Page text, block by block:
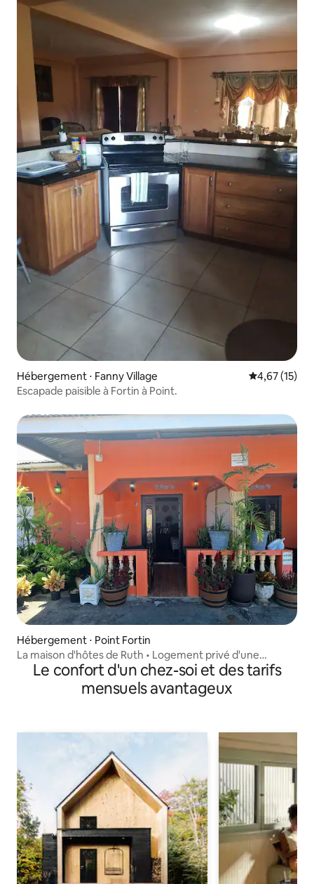
Hébergement ⋅ Fanny Village Évaluation
4,67 (15)
Escapade paisible à Fortin à Point.
Hébergement ⋅ Point Fortin
La maison d'hôtes de Ruth • Logement privé d'une
chambre
Le confort d'un chez-soi et des tarifs
mensuels avantageux